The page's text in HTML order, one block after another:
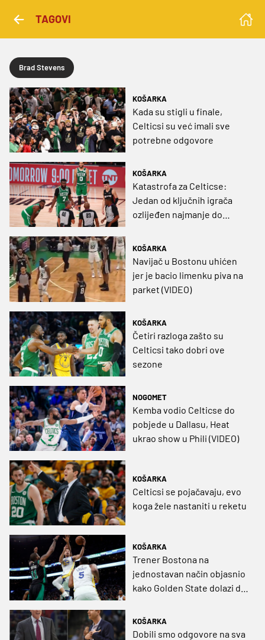
TAGOVI
Brad Stevens
KOŠARKA
Kada su stigli u finale,
Celticsi su već imali sve
potrebne odgovore
KOŠARKA
Katastrofa za Celticse:
Jedan od ključnih igrača
ozlijeđen najmanje do
KOŠARKA
Navijač u Bostonu uhićen
jer je bacio limenku piva na
parket (VIDEO)
KOŠARKA
Četiri razloga zašto su
Celticsi tako dobri ove
sezone
NOGOMET
Kemba vodio Celticse do
pobjede u Dallasu, Heat
ukrao show u Phili (VIDEO)
KOŠARKA
Celticsi se pojačavaju, evo
koga žele nastaniti u reketu
KOŠARKA
Trener Bostona na
jednostavan način objasnio
kako Golden State dolazi do
KOŠARKA
Dobili smo odgovore na sva